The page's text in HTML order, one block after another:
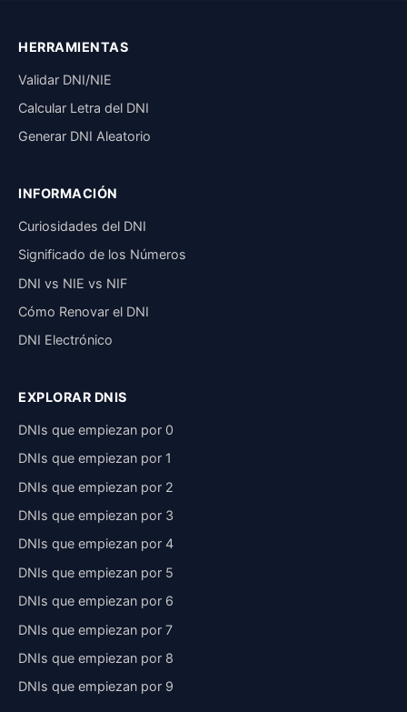
HERRAMIENTAS
Validar DNI/NIE
Calcular Letra del DNI
Generar DNI Aleatorio
INFORMACIÓN
Curiosidades del DNI
Significado de los Números
DNI vs NIE vs NIF
Cómo Renovar el DNI
DNI Electrónico
EXPLORAR DNIS
DNIs que empiezan por 0
DNIs que empiezan por 1
DNIs que empiezan por 2
DNIs que empiezan por 3
DNIs que empiezan por 4
DNIs que empiezan por 5
DNIs que empiezan por 6
DNIs que empiezan por 7
DNIs que empiezan por 8
DNIs que empiezan por 9